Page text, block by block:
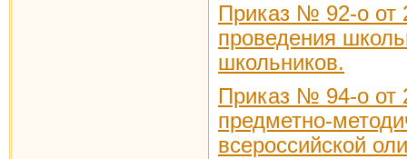
Приказ № 92-о от
проведения
школьников.
Приказ № 94-о от
предметно-
всероссийской